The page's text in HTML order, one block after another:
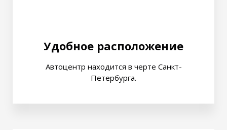
Удобное расположение
Автоцентр находится в черте Санкт-
Петербурга.